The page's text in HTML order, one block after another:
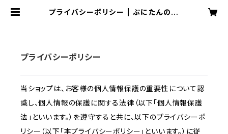
プライバシーポリシー | ぷにたんのお
プライバシーポリシー
当ショップは、お客様の個人情報保護の重要性について認
識し、個人情報の保護に関する法律（以下「個人情報保護
法」といいます。）を遵守すると共に、以下のプライバシーポ
リシー（以下「本プライバシーポリシー」といいます。）に従